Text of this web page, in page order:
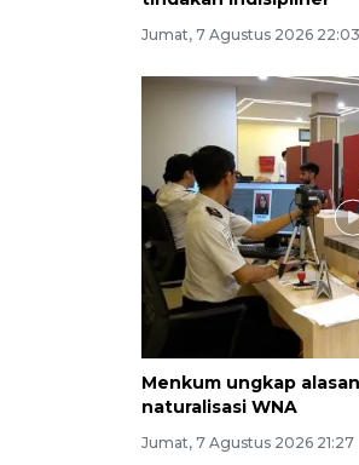
Jumat, 7 Agustus 2026 22:03
Menkum ungkap
naturalisasi WNA
Jumat, 7 Agustus 2026 21:27